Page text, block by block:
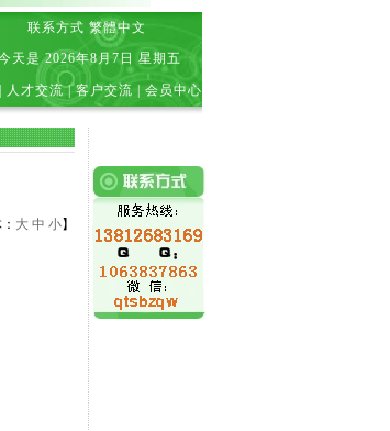
联系方式 繁體中文
天是2026年8月7日 星期五
人才交流|客户交流 会员中心
大 中 小】